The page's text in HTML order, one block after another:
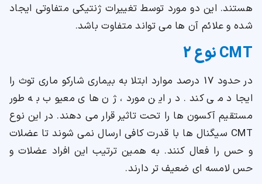
هستند. این دو مورد توسط تغییرات ژنتیکی متفاوتی ایجاد
شده و علائم آن ها می تواند متفاوت باشد.
CMT نوع 2
در حدود 17 درصد موارد ابتلا به بیماری شارکو ماری توث را
ایجاد می کند. در این مورد، ژن های معیوب به طور
مستقیم آکسون ها را تحت تاثیر قرار می دهند. در این نوع
CMT سیگنال ها با قدرت کافی ارسال نمی شوند تا عضلات
و حس را فعال کنند. به همین ترتیب این افراد عضلات و
حس لامسه ای ضعیف تر دارند.